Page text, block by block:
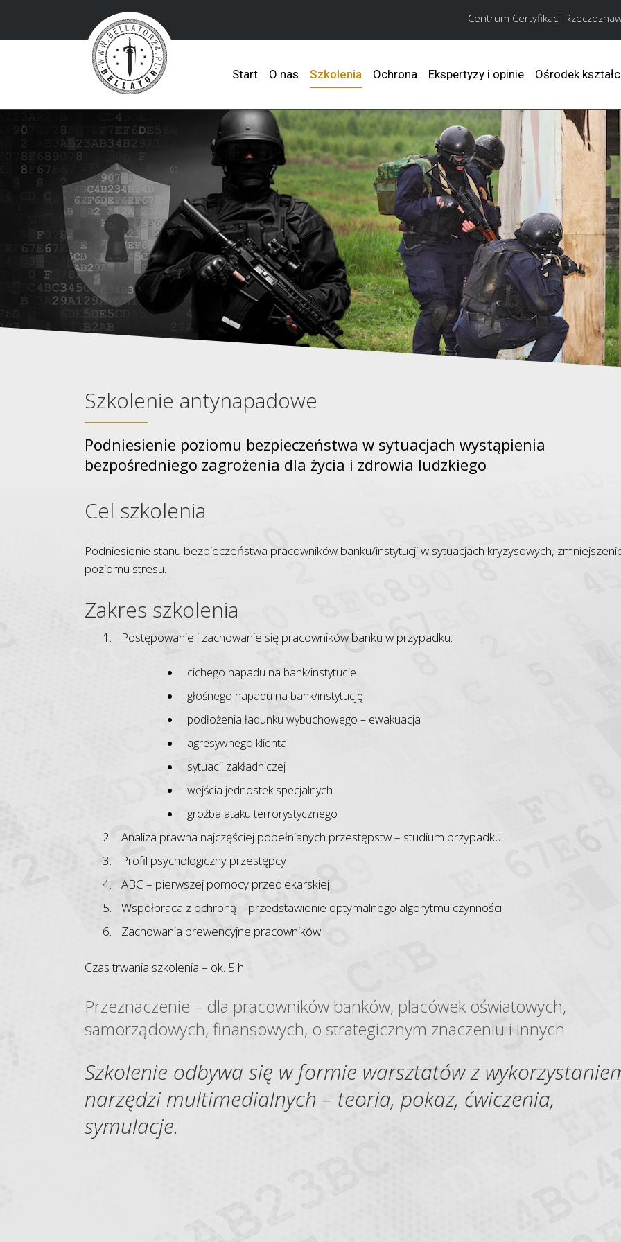
Centrum Certyfikacji
Start O nas Szkolenia Ochrona Ekspertyzy i opinie Ośrodek
Szkolenie antynapadowe
Podniesienie poziomu bezpieczeństwa w sytuacjach wystąpienia
bezpośredniego zagrożenia dla życia i zdrowia ludzkiego
Cel szkolenia
Podniesienie stanu bezpieczeństwa pracowników banku/instytucji w sytuacjach kryzysowych,
poziomu stresu.
Zakres szkolenia
Postępowanie i zachowanie się pracowników banku w przypadku:
cichego napadu na bank/instytucje
głośnego napadu na bank/instytucję
podłożenia ładunku wybuchowego – ewakuacja
agresywnego klienta
sytuacji zakładniczej
wejścia jednostek specjalnych
groźba ataku terrorystycznego
Analiza prawna najczęściej popełnianych przestępstw – studium przypadku
Profil psychologiczny przestępcy
ABC – pierwszej pomocy przedlekarskiej
Współpraca z ochroną – przedstawienie optymalnego algorytmu czynności
Zachowania prewencyjne pracowników
Czas trwania szkolenia – ok. 5 h
Przeznaczenie – dla pracowników banków, placówek oświatowych,
samorządowych, finansowych, o strategicznym znaczeniu i innych
Szkolenie odbywa się w formie warsztatów z
narzędzi multimedialnych – teoria, pokaz, ćwiczenia,
symulacje.